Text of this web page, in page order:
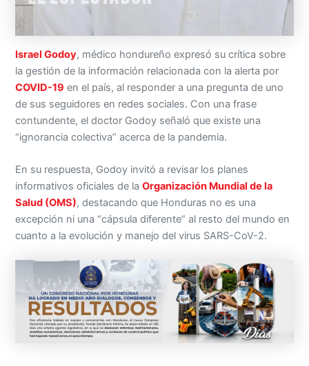
Israel Godoy, médico hondureño expresó su crítica sobre
la gestión de la información relacionada con la alerta por
COVID-19 en el país, al responder a una pregunta de uno
de sus seguidores en redes sociales. Con una frase
contundente, el doctor Godoy señaló que existe una
“ignorancia colectiva” acerca de la pandemia.
En su respuesta, Godoy invitó a revisar los planes
informativos oficiales de laOrganización Mundial de la
Salud (OMS), destacando que Honduras no es una
excepción ni una “cápsula diferente” al resto del mundo en
cuanto a la evolución y manejo del virus SARS-CoV-2.